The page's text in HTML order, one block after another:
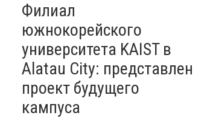
Филиал
южнокорейского
университета KAIST в
Alatau City: представлен
проект будущего
кампуса